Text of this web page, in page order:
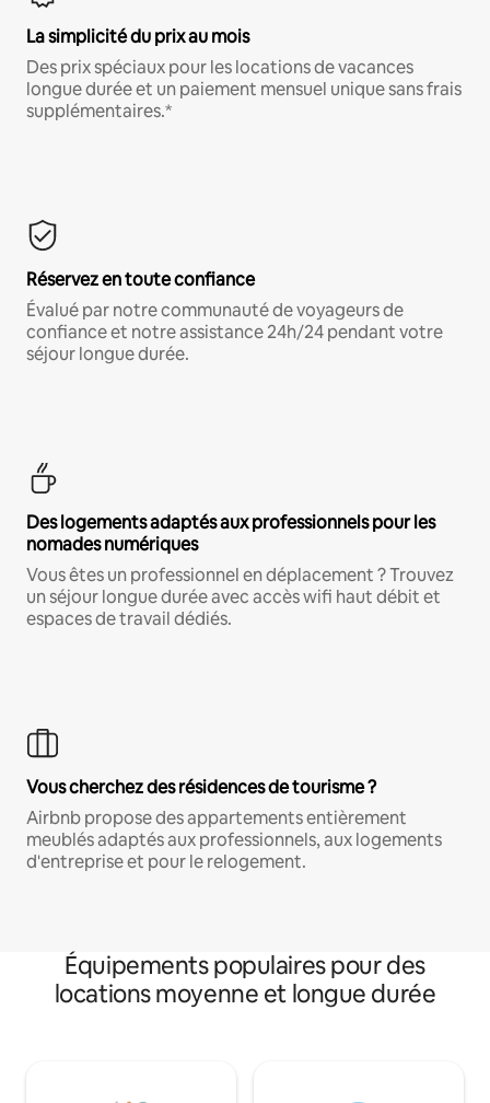
La simplicité du prix au mois
Des prix spéciaux pour les locations de vacances
longue durée et un paiement mensuel unique sans frais
supplémentaires.*
Réservez en toute confiance
Évalué par notre communauté de voyageurs de
confiance et notre assistance 24h/24 pendant votre
séjour longue durée.
Des logements adaptés aux professionnels pour les
nomades numériques
Vous êtes un professionnel en déplacement ? Trouvez
un séjour longue durée avec accès wifi haut débit et
espaces de travail dédiés.
Vous cherchez des résidences de tourisme ?
Airbnb propose des appartements entièrement
meublés adaptés aux professionnels, aux logements
d'entreprise et pour le relogement.
Équipements populaires pour des
locations moyenne et longue durée